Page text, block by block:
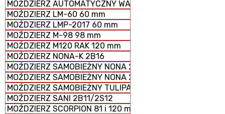
MOŹDZIERZ AUTOMATYCZNY WASILOK 2B9
MOŹDZIERZ LM-60 60 mm
MOŹDZIERZ LMP-2017 60 mm
MOŹDZIERZ M-98 98 mm
MOŹDZIERZ M120 RAK 120 mm
MOŹDZIERZ NONA-K 2B16
MOŹDZIERZ SAMOBIEŻNY NONA 2S23-SWK
MOŹDZIERZ SAMOBIEŻNY NONA 2S9
MOŹDZIERZ SAMOBIEŻNY TULIPAN 2S4
MOŹDZIERZ SANI 2B11/2S12
MOŹDZIERZ SCORPION 81 i 120 mm MODUŁOWY SYSTEM